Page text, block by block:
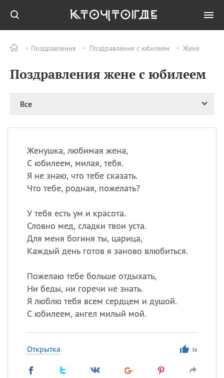
Поздравления Поздравления с юбилеем Жене
Поздравления жене с юбилеем
Все
Женушка, любимая жена,
С юбилеем, милая, тебя.
Я не знаю, что тебе сказать.
Что тебе, родная, пожелать?
У тебя есть ум и красота.
Словно мед, сладки твои уста.
Для меня богиня ты, царица,
Каждый день готов я заново влюбиться.
Пожелаю тебе больше отдыхать,
Ни беды, ни горечи не знать.
Я люблю тебя всем сердцем и душой.
С юбилеем, ангел милый мой.
Открытка 16
ПРАЗДНИКИ Все
06.08 Преображение
Господне у западных
Бориса и Глеба, во
07.08
мучеников
07.08 Национальный день
07.08
Бояка
ИМЕНА
Все
Сегодня празднуют именины
Анатолий, Афанасий,
,Еще
Посмотреть значение